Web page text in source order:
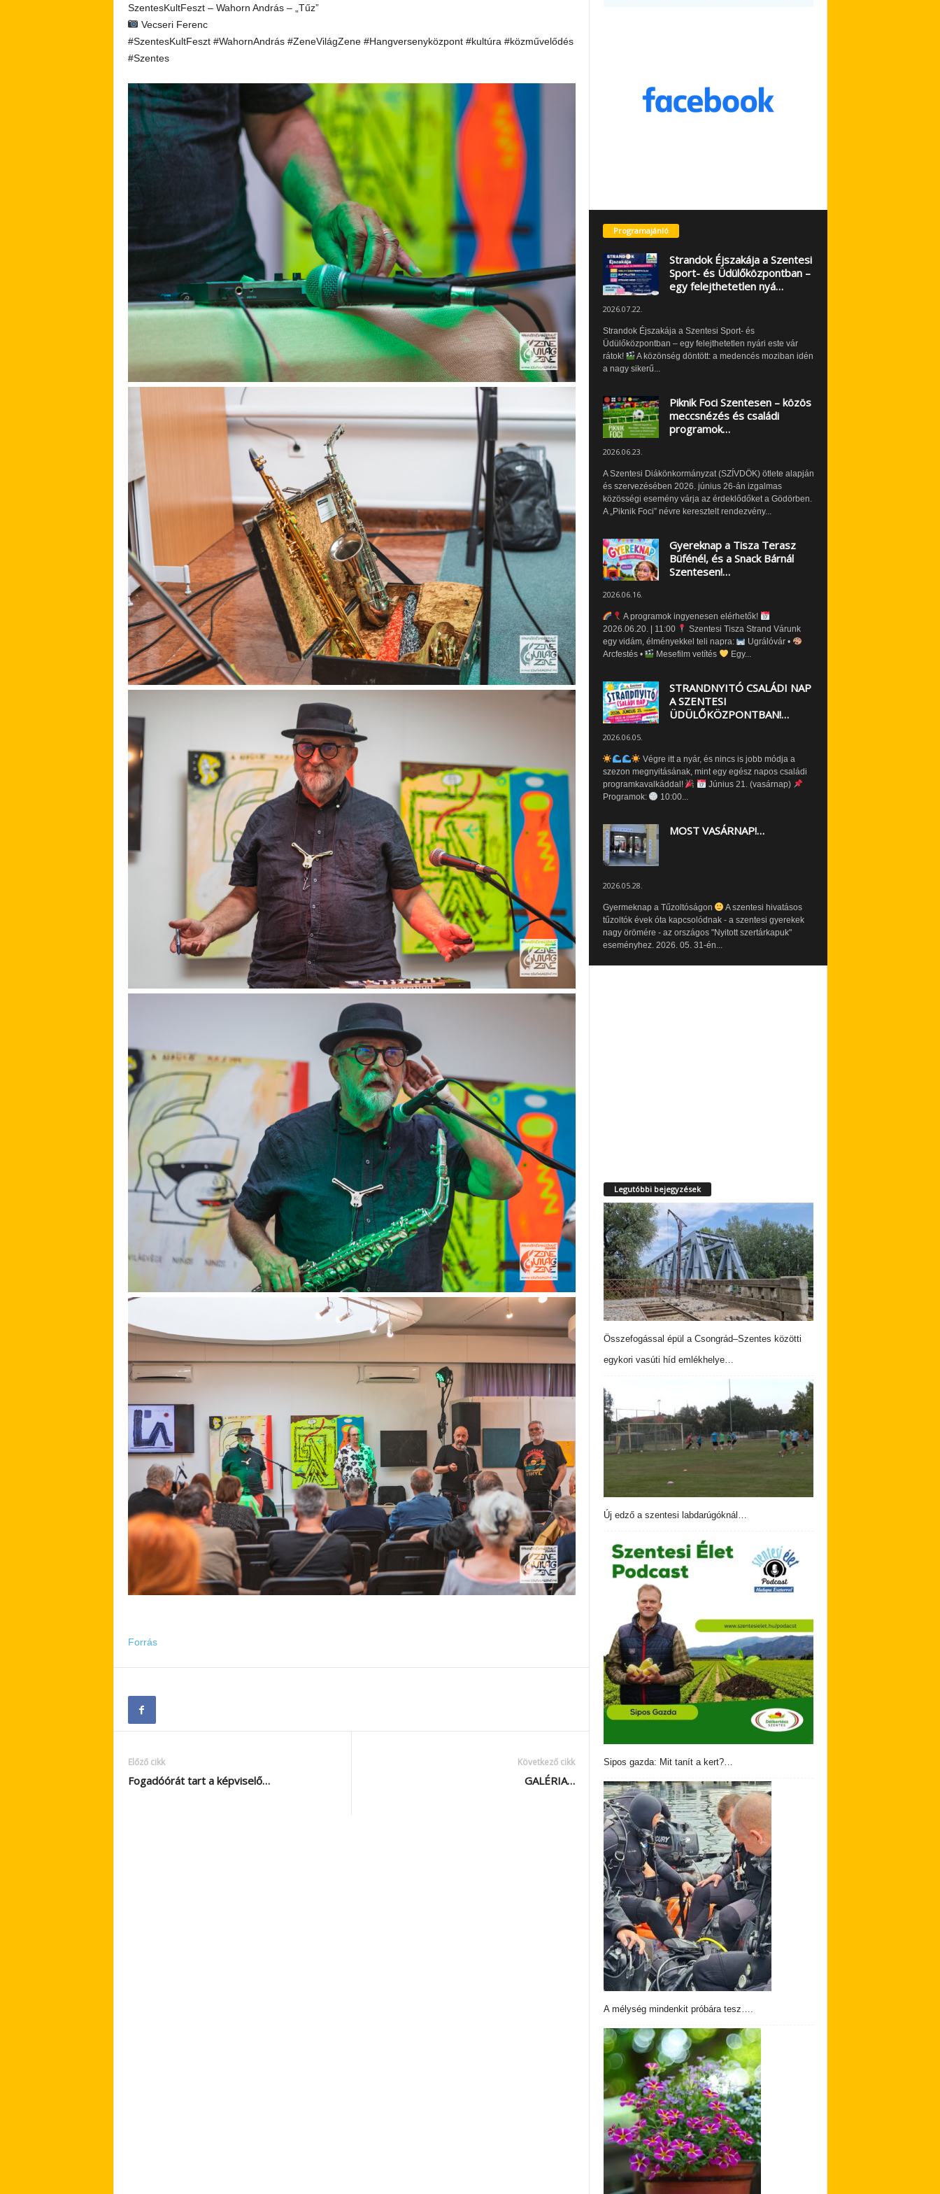
SzentesKultFeszt – Wahorn András – „Tűz”
Vecseri Ferenc
#SzentesKultFeszt #WahornAndrás #ZeneVilágZene #Hangversenyközpont #kultúra #közművelődés
#Szentes
Forrás
Előző cikk
Fogadóórát tart a képviselő…
Következő cikk
GALÉRIA…
Programajánló
Strandok Éjszakája a Szentesi
Sport- és Üdülőközpontban –
egy felejthetetlen nyá…
2026.07.22.
Strandok Éjszakája a Szentesi Sport- és
Üdülőközpontban – egy felejthetetlen nyári este vár
rátok!
A közönség döntött: a medencés moziban idén
a nagy sikerű...
Piknik Foci Szentesen – közös
meccsnézés és családi
programok…
2026.06.23.
A Szentesi Diákönkormányzat (SZÍVDÖK) ötlete alapján
és szervezésében 2026. június 26-án izgalmas
közösségi esemény várja az érdeklődőket a Gödörben.
A „Piknik Foci” névre keresztelt rendezvény...
Gyereknap a Tisza Terasz
Büfénél, és a Snack Bárnál
Szentesen!…
2026.06.16.
A programok ingyenesen elérhetők!
2026.06.20. | 11:00
Szentesi Tisza Strand Várunk
egy vidám, élményekkel teli napra:
Ugrálóvár •
Arcfestés •
Mesefilm vetítés Egy...
STRANDNYITÓ CSALÁDI NAP
A SZENTESI
ÜDÜLŐKÖZPONTBAN!…
2026.06.05.
Végre itt a nyár, és nincs is jobb módja a
szezon megnyitásának, mint egy egész napos családi
programkavalkáddal!
Június 21. (vasárnap)
Programok:
10:00...
MOST VASÁRNAP!…
2026.05.28.
Gyermeknap a Tűzoltóságon
A szentesi hivatásos
tűzoltók évek óta kapcsolódnak - a szentesi gyerekek
nagy örömére - az országos "Nyitott szertárkapuk"
eseményhez. 2026. 05. 31-én...
Legutóbbi bejegyzések
Összefogással épül a Csongrád–Szentes közötti
egykori vasúti híd emlékhelye…
Új edző a szentesi labdarúgóknál…
Sipos gazda: Mit tanít a kert?…
A mélység mindenkit próbára tesz….